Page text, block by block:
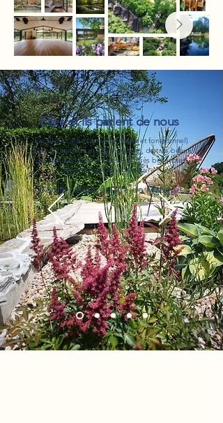
Elles et ils parlent de nous
Excellent cadre (convivial, beau et fonctionnel)
pour un anniversaire de mariage.. de très beaux
nouveaux souvenirs créés ! Un très bel accueil
de Céline et Dario. À refaire !!
Bertille. Anniversaire de Mariage